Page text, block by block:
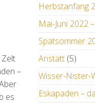
–
es
Herbstanfang
Mai-Juni 2022
Spätsommer
Anstatt(5)
Wisser-Nister-
Eskapaden –